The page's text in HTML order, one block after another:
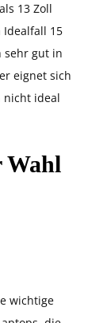
13 Zoll
15
sehr gut in
eignet sich
nicht ideal
Wahl
wichtige